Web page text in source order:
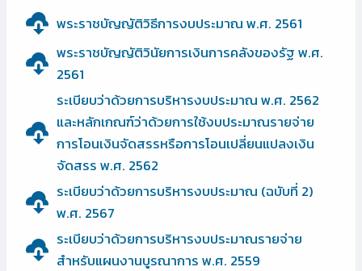
พระราชบัญญัติวิธีการงบประมาณ พ.ศ. 2561
พระราชบัญญัติวินัยการเงินการคลังของรัฐ พ.ศ.
2561
ระเบียบว่าด้วยการบริหารงบประมาณ พ.ศ. 2562
และหลักเกณฑ์ว่าด้วยการใช้งบประมาณรายจ่าย
การโอนเงินจัดสรรหรือการโอนเปลี่ยนแปลงเงิน
จัดสรร พ.ศ. 2562
ระเบียบว่าด้วยการบริหารงบประมาณ (ฉบับที่ 2)
พ.ศ. 2567
ระเบียบว่าด้วยการบริหารงบประมาณรายจ่าย
สำหรับแผนงานบูรณาการ พ.ศ. 2559